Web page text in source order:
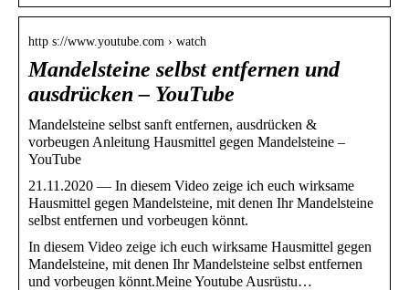
http s://www.youtube.com › watch
Mandelsteine selbst entfernen und
ausdrücken – YouTube
Mandelsteine selbst sanft entfernen, ausdrücken &
vorbeugen Anleitung Hausmittel gegen Mandelsteine –
YouTube
21.11.2020 — In diesem Video zeige ich euch wirksame
Hausmittel gegen Mandelsteine, mit denen Ihr Mandelsteine
selbst entfernen und vorbeugen könnt.
In diesem Video zeige ich euch wirksame Hausmittel gegen
Mandelsteine, mit denen Ihr Mandelsteine selbst entfernen
und vorbeugen könnt.Meine Youtube Ausrüstu…